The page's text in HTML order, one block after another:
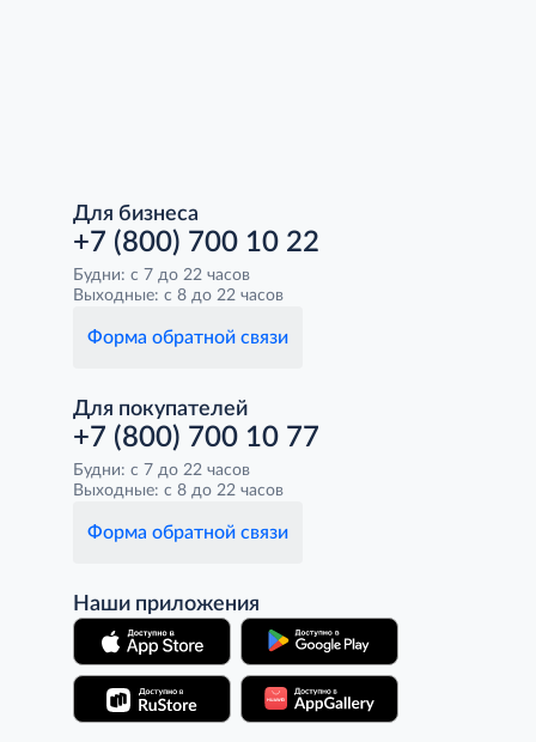
Для бизнеса
+7 (800) 700 10 22
Будни: с 7 до 22 часов
Выходные: с 8 до 22 часов
Форма обратной связи
Для покупателей
+7 (800) 700 10 77
Будни: с 7 до 22 часов
Выходные: с 8 до 22 часов
Форма обратной связи
Наши приложения